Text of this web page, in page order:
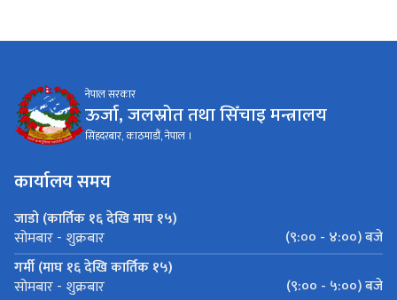
नेपाल सरकार
ऊर्जा, जलस्रोत तथा सिँचाइ मन्त्रालय
सिंहदरबार, काठमाडौं, नेपाल ।
कार्यालय समय
जाडो (कार्तिक १६ देखि माघ १५)
सोमबार - शुक्रबार
(९:०० - ४:००) बजे
गर्मी (माघ १६ देखि कार्तिक १५)
सोमबार - शुक्रबार (९:०० - ५:००) बजे